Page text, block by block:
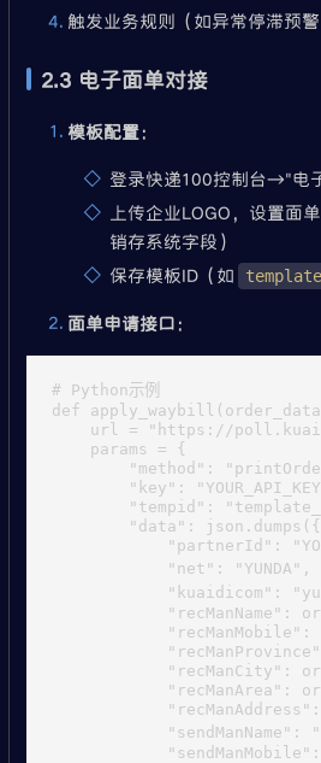
触发业务规则（如异常停滞预警
2.3 电子面单对接
模板配置：
登录快递100控制台→"电
上传企业LOGO，设置面
销存系统字段）
保存模板ID（如
面单申请接口 ：
# Python示例
def
url = "https://
    params = {
"method":
"key":
"tempid":
        "data": json.dumps({
"partnerId":
"net": "YUNDA",
"kuaidicom":
"recManName":
"recManMobile":
"recManCity":
"recManArea":
"sendManName": "